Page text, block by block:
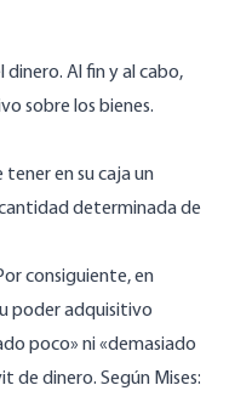
Al fin y al cabo,
sobre los bienes.
en su caja un
determinada de
consiguiente, en
poder adquisitivo
poco» ni «demasiado
de dinero. Según Mises: